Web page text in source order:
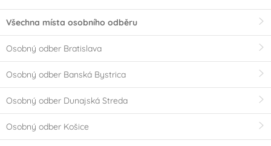
Všechna místa osobního odběru
Osobný odber Bratislava
Osobný odber Banská Bystrica
Osobný odber Dunajská Streda
Osobný odber Košice